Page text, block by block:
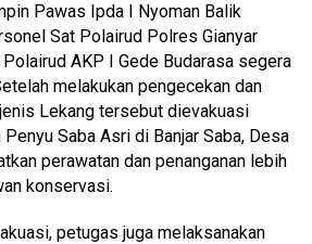
Pawas Ipda I Nyoman Balik
Sat Polairud Polres Gianyar
AKP I Gede Budarasa segera
melakukan pengecekan dan
Lekang tersebut dievakuasi
Saba Asri di Banjar Saba, Desa
perawatan dan penanganan lebih
konservasi.
petugas juga melaksanakan